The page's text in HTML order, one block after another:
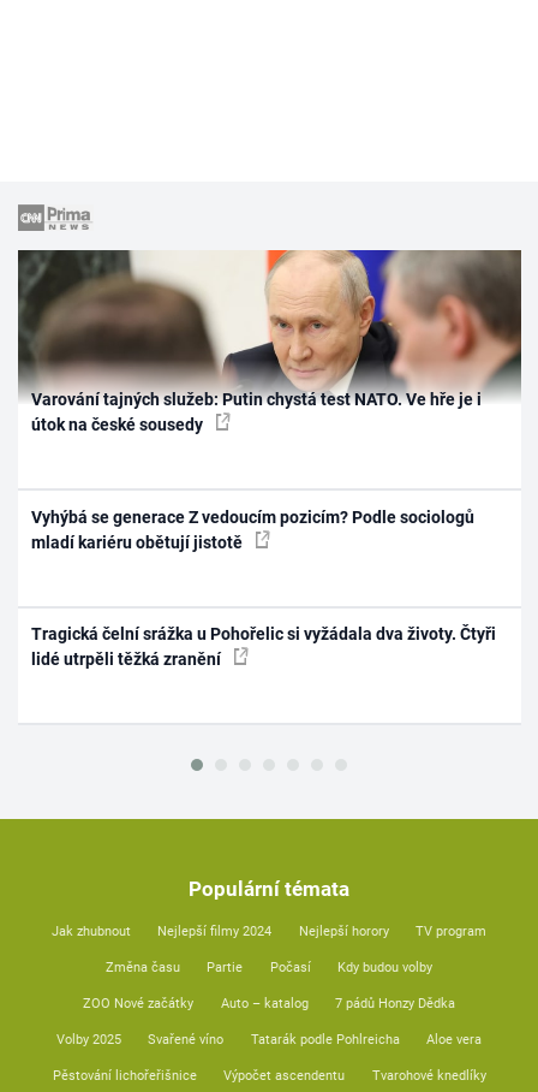
Varování tajných služeb: Putin chystá test NATO. Ve hře je i
útok na české sousedy
Vyhýbá se generace Z vedoucím pozicím? Podle sociologů
mladí kariéru obětují jistotě
Tragická čelní srážka u Pohořelic si vyžádala dva životy. Čtyři
lidé utrpěli těžká zranění
Populární témata
Jak zhubnout Nejlepší filmy 2024 Nejlepší horory TV program
Změna času Partie Počasí Kdy budou volby
ZOO Nové začátky Auto – katalog 7 pádů Honzy Dědka
Volby 2025 Svařené víno Tatarák podle Pohlreicha Aloe vera
Pěstování lichořeřišnice Výpočet ascendentu Tvarohové knedlíky